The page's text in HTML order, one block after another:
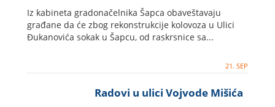
Iz kabineta gradonačelnika Šapca obaveštavaju
građane da će zbog rekonstrukcije kolovoza u Ulici
Đukanovića sokak u Šapcu, od raskrsnice sa...
21. SEP
Radovi u ulici Vojvode Mišića